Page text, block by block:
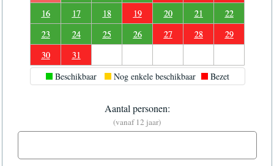
16
17 18 19 20 21
22
23
24 25 26 27 28
29
30
31
Beschikbaar
Nog enkele beschikbaar Bezet
Aantal personen:
(vanaf 12 jaar)